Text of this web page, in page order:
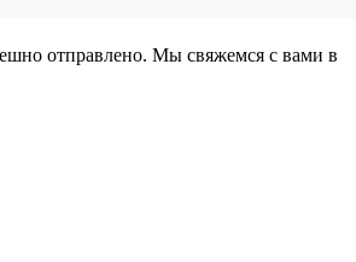
отправлено. Мы свяжемся с вами в